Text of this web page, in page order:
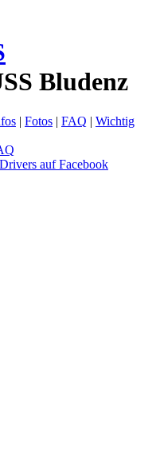
Bludenz
| Fotos | FAQ | Wichtig